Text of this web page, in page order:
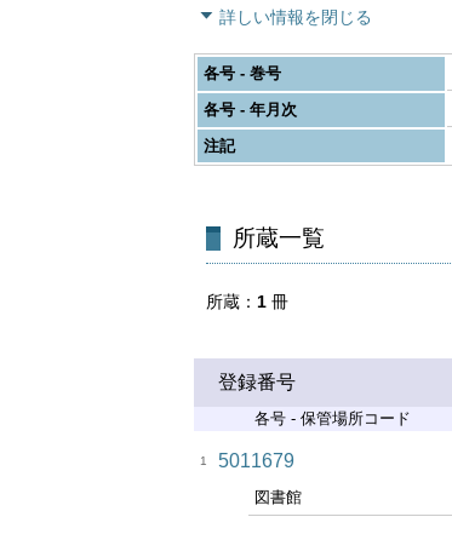
詳しい情報を閉じる
各号 - 巻号
各号 - 年月次
注記
所蔵一覧
所蔵 1 冊
登録番号
各号 - 保管場所コード
1 5011679
図書館